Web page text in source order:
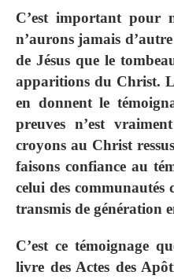
C’est important pour
n’aurons jamais
de Jésus que le
apparitions du Christ.
en donnent le
preuves n’est
croyons au Christ
faisons confiance au
celui des communautés
transmis de génération
C’est ce témoignage
livre des Actes des